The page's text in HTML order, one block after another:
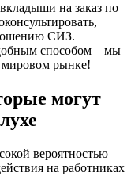
на заказ по
СИЗ.
способом – мы
мировом рынке!
могут
вероятностью
на работниках